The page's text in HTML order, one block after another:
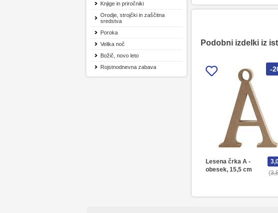
Knjige in priročniki
Orodje, strojčki in zaščitna
sredstva
Poroka
Velika noč
Božič, novo leto
Rojstnodnevna zabava
Podobni izdelki iz
-
Lesena črka A -
obesek, 15,5 cm